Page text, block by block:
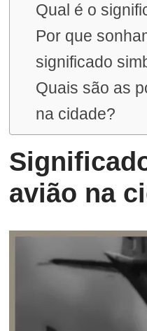
Qual é o
Por que
significado
Quais são as
na cidade?
avião na